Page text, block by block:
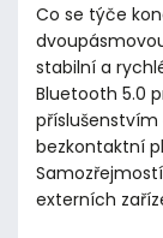
Co se týče
stabilní a
Bluetooth 5.0
příslušenstvím
bezkontaktní
externích